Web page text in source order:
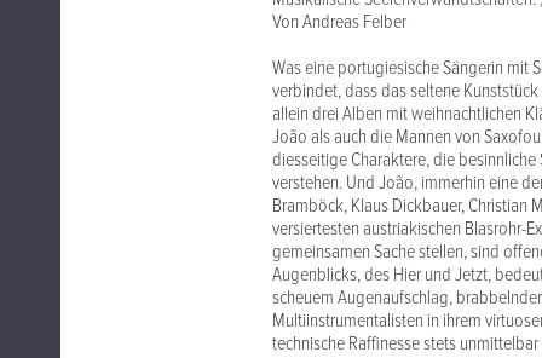
Von Andreas Felber
Was eine portugiesische Sängerin mit
verbindet, dass das seltene
allein drei Alben mit weihnachtlichen
João als auch die Mannen von
diesseitige Charaktere, die
verstehen. Und João, immerhin eine
Bramböck, Klaus Dickbauer, Christian
versiertesten austriakischen Blasrohr-
gemeinsamen Sache stellen, sind
Augenblicks, des Hier und Jetzt,
scheuem Augenaufschlag,
Multiinstrumentalisten in ihrem
technische Raffinesse stets